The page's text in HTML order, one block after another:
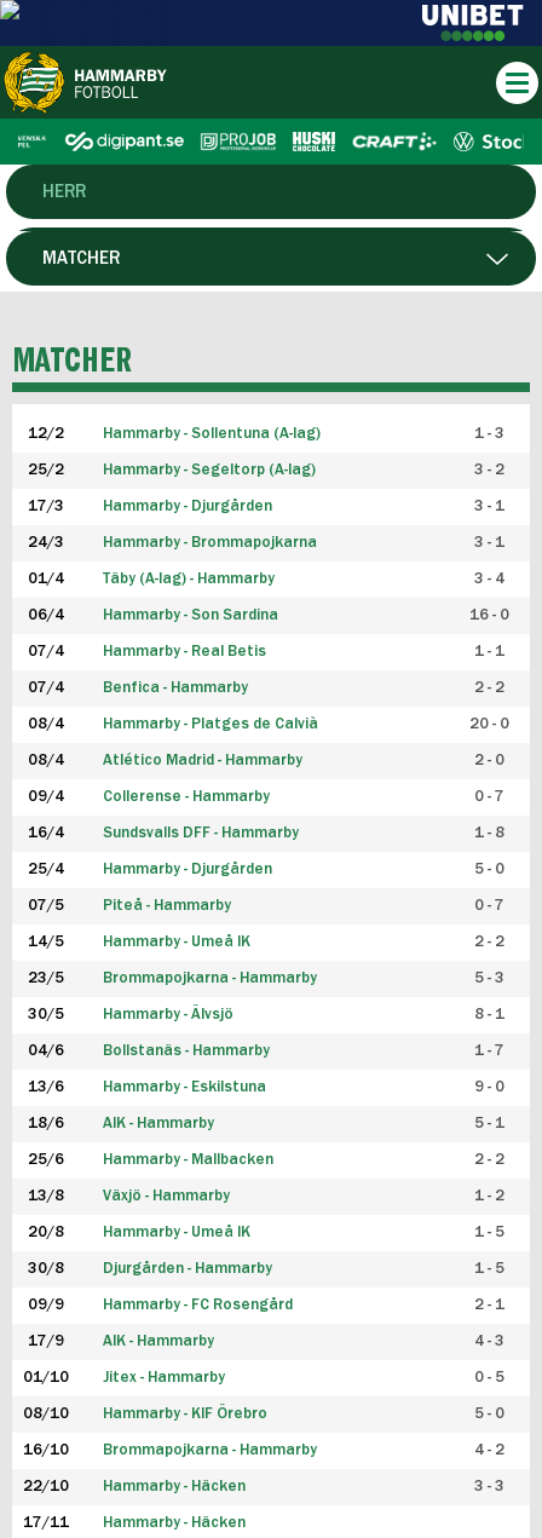
HERR
DAM
P19
F19
FUTSAL HERR
FUTSAL DAM
MATCHER
MATCHER
12/2 Hammarby - Sollentuna (A-lag) 1 - 3
25/2 Hammarby - Segeltorp (A-lag) 3 - 2
17/3 Hammarby - Djurgården 3 - 1
24/3 Hammarby - Brommapojkarna 3 - 1
01/4 Täby (A-lag) - Hammarby 3 - 4
06/4 Hammarby - Son Sardina 16 - 0
07/4 Hammarby - Real Betis 1 - 1
07/4 Benfica - Hammarby 2 - 2
08/4 Hammarby - Platges de Calvià 20 - 0
08/4 Atlético Madrid - Hammarby 2 - 0
09/4 Collerense - Hammarby 0 - 7
16/4 Sundsvalls DFF - Hammarby 1 - 8
25/4 Hammarby - Djurgården 5 - 0
07/5 Piteå - Hammarby 0 - 7
14/5 Hammarby - Umeå IK 2 - 2
23/5 Brommapojkarna - Hammarby 5 - 3
30/5 Hammarby - Älvsjö 8 - 1
04/6 Bollstanäs - Hammarby 1 - 7
13/6 Hammarby - Eskilstuna 9 - 0
18/6 AIK - Hammarby 5 - 1
25/6 Hammarby - Mallbacken 2 - 2
13/8 Växjö - Hammarby 1 - 2
20/8 Hammarby - Umeå IK 1 - 5
30/8 Djurgården - Hammarby 1 - 5
09/9 Hammarby - FC Rosengård 2 - 1
17/9 AIK - Hammarby 4 - 3
01/10 Jitex - Hammarby 0 - 5
08/10 Hammarby - KIF Örebro 5 - 0
16/10 Brommapojkarna - Hammarby 4 - 2
22/10 Hammarby - Häcken 3 - 3
17/11 Hammarby - Häcken